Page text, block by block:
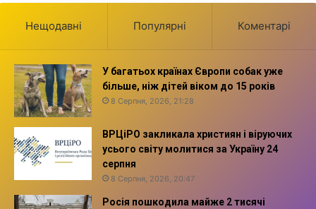
Нещодавні Популярні Коментарі
У багатьох країнах Європи собак уже
більше, ніж дітей віком до 15 років
8 Серпня, 2026, 21:28
ВРЦіРО закликала християн і віруючих
усього світу молитися за Україну 24
серпня
8 Серпня, 2026, 20:47
Росія пошкодила майже 2 тисячі